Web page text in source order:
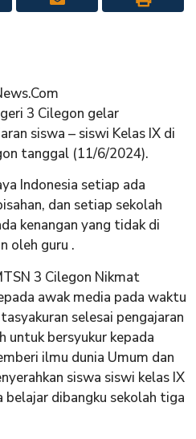
3 Cilegon gelar
siswa – siswi Kelas IX di
tanggal (11/6/2024).
Indonesia setiap ada
dan setiap sekolah
kenangan yang tidak di
oleh guru .
3 Cilegon Nikmat
awak media pada waktu
selesai pengajaran
untuk bersyukur kepada
ilmu dunia Umum dan
siswa siswi kelas IX
dibangku sekolah tiga